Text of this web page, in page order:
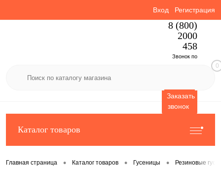
Вход Регистрация
8 (800)
2000
458
Звонок по
Заказать
звонок
0
Каталог товаров
Главная страница • Каталог товаров • Гусеницы • Резиновые